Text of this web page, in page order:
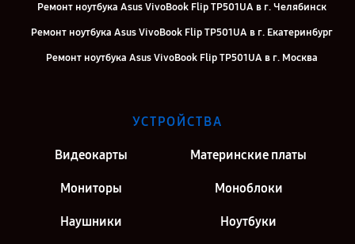
Ремонт ноутбука Asus VivoBook Flip TP501UA в г. Челябинск
Ремонт ноутбука Asus VivoBook Flip TP501UA в г. Екатеринбург
Ремонт ноутбука Asus VivoBook Flip TP501UA в г. Москва
УСТРОЙСТВА
Видеокарты Материнские платы
Мониторы Моноблоки
Наушники Ноутбуки